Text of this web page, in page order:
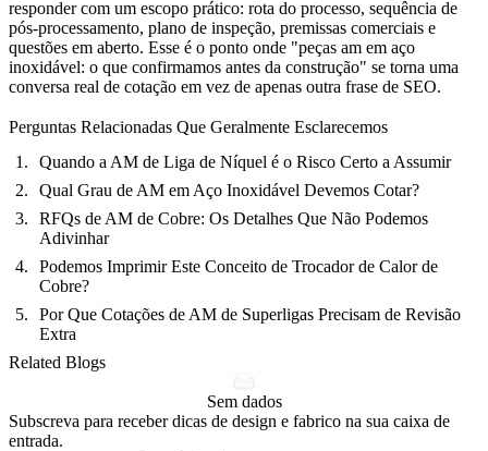
responder com um escopo prático: rota do processo, sequência de
pós-processamento, plano de inspeção, premissas comerciais e
questões em aberto. Esse é o ponto onde "peças am em aço
inoxidável: o que confirmamos antes da construção" se torna uma
conversa real de cotação em vez de apenas outra frase de SEO.
Perguntas Relacionadas Que Geralmente Esclarecemos
Quando a AM de Liga de Níquel é o Risco Certo a Assumir
Qual Grau de AM em Aço Inoxidável Devemos Cotar?
RFQs de AM de Cobre: Os Detalhes Que Não Podemos
Adivinhar
Podemos Imprimir Este Conceito de Trocador de Calor de
Cobre?
Por Que Cotações de AM de Superligas Precisam de Revisão
Extra
Related Blogs
Sem dados
Subscreva para receber dicas de design e fabrico na sua caixa de
entrada.